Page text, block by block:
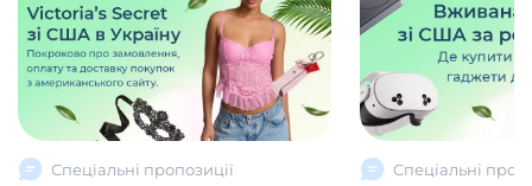
Спеціальні пропозиції
Спеціальні